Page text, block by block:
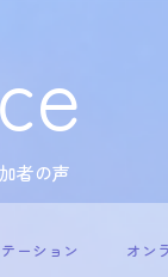
者の声
ーション オン